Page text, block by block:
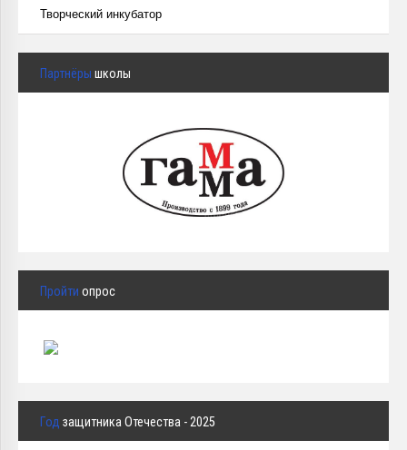
Творческий инкубатор
Партнёры школы
Пройти опрос
Год защитника Отечества - 2025